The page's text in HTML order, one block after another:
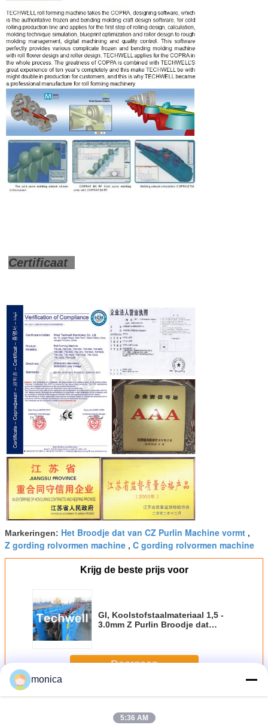
Certificaat
Markeringen: Het Broodje dat van CZ Purlin Machine vormt ,
Z gording rolvormen machine , C gording rolvormen machine
Krijg de beste prijs voor
GI, Koolstofstaalmateriaal 1,5 -
3.0mm Z Purlin Broodje dat
Doorgaan
MeerGording rolvormen machine
monica
5:36 AM